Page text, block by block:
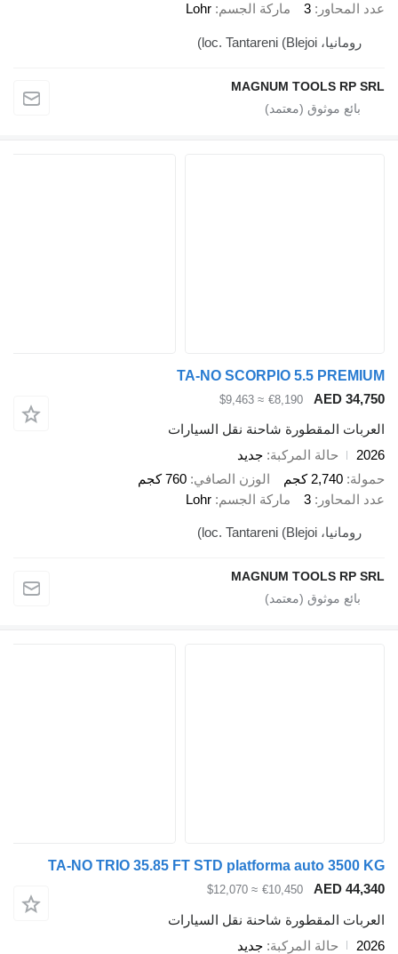
3 ماركة الجسم Lohr
MAGNUM TOOLS
TA-NO SCORPIO 5.5
€8,190
≈ $9,463
المقطورة شاحنة نقل السيارات
حالة المركبة جديد
2,740 كجم
الوزن الصافي
760 كجم
3 ماركة الجسم Lohr
MAGNUM TOOLS
TA-NO TRIO 35.85 FT STD platforma auto
€10,450
≈ $12,070
المقطورة شاحنة نقل السيارات
حالة المركبة جديد